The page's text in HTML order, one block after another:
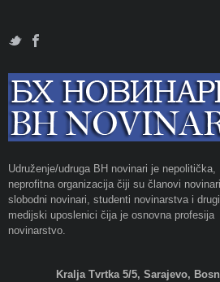
Udruženje/udruga BH novinari je nepolitička,
neprofitna organizacija čiji su članovi novinari,
slobodni novinari, studenti novinarstva i drugi
medijski uposlenici čija je osnovna profesija
novinarstvo.
Kralja Tvrtka 5/5, Sarajevo,